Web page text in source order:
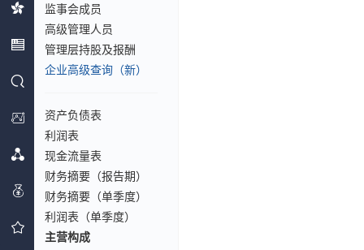
监事会成员
高级管理人员
管理层持股及报酬
企业高级查询（新）
资产负债表
利润表
现金流量表
财务摘要（报告期）
财务摘要（单季度）
利润表（单季度）
主营构成